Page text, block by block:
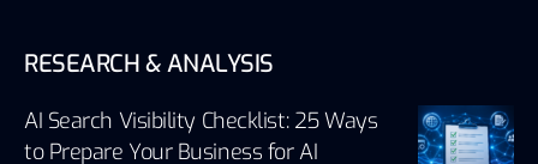
RESEARCH & ANALYSIS
AI Search Visibility Checklist: 25 Ways
to Prepare Your Business for AI